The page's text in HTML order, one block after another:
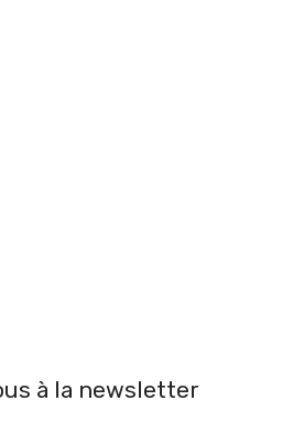
à la newsletter